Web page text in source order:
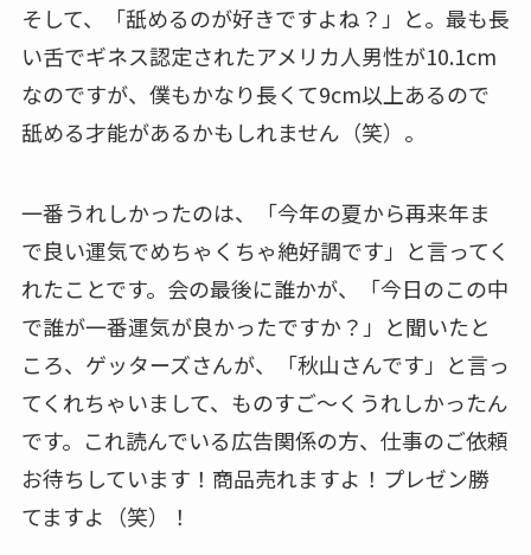
そして、「舐めるのが好きですよね？」と。最も長
い舌でギネス認定されたアメリカ人男性が10.1cm
なのですが、僕もかなり長くて9cm以上あるので
舐める才能があるかもしれません（笑）。
一番うれしかったのは、「今年の夏から再来年ま
で良い運気でめちゃくちゃ絶好調です」と言ってく
れたことです。会の最後に誰かが、「今日のこの中
で誰が一番運気が良かったですか？」と聞いたと
ころ、ゲッターズさんが、「秋山さんです」と言っ
てくれちゃいまして、ものすご〜くうれしかったん
です。これ読んでいる広告関係の方、仕事のご依頼
お待ちしています！商品売れますよ！プレゼン勝
てますよ（笑）！